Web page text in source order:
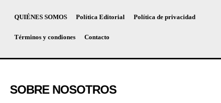
QUIÉNES SOMOS Política Editorial Política de privacidad
Términos y condiones Contacto
SOBRE NOSOTROS